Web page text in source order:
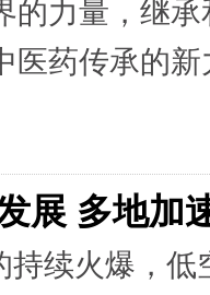
的力量，继
医药传承的
展 多地加
续火爆，低